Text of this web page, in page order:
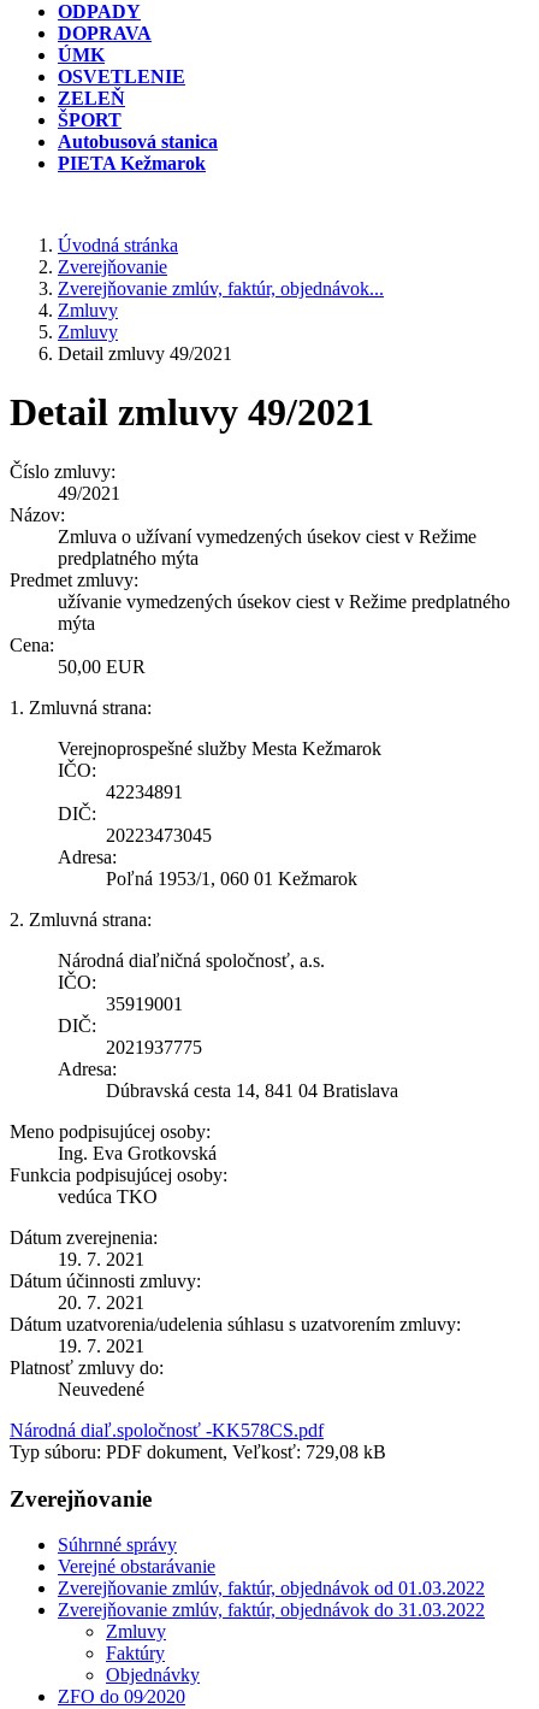
ODPADY
DOPRAVA
ÚMK
OSVETLENIE
ZELEŇ
ŠPORT
Autobusová stanica
PIETA Kežmarok
Úvodná stránka
Zverejňovanie
Zverejňovanie zmlúv, faktúr, objednávok...
Zmluvy
Zmluvy
Detail zmluvy 49/2021
Detail zmluvy 49/2021
Číslo zmluvy:
49/2021
Názov:
Zmluva o užívaní vymedzených úsekov ciest v Režime
predplatného mýta
Predmet zmluvy:
užívanie vymedzených úsekov ciest v Režime predplatného
mýta
Cena:
50,00 EUR
1. Zmluvná strana:
Verejnoprospešné služby Mesta Kežmarok
IČO:
42234891
DIČ:
20223473045
Adresa:
Poľná 1953/1, 060 01 Kežmarok
2. Zmluvná strana:
Národná diaľničná spoločnosť, a.s.
IČO:
35919001
DIČ:
2021937775
Adresa:
Dúbravská cesta 14, 841 04 Bratislava
Meno podpisujúcej osoby:
Ing. Eva Grotkovská
Funkcia podpisujúcej osoby:
vedúca TKO
Dátum zverejnenia:
19. 7. 2021
Dátum účinnosti zmluvy:
20. 7. 2021
Dátum uzatvorenia/udelenia súhlasu s uzatvorením zmluvy:
19. 7. 2021
Platnosť zmluvy do:
Neuvedené
Národná diaľ.spoločnosť -KK578CS.pdf
Typ súboru: PDF dokument, Veľkosť: 729,08 kB
Zverejňovanie
Súhrnné správy
Verejné obstarávanie
Zverejňovanie zmlúv, faktúr, objednávok od 01.03.2022
Zverejňovanie zmlúv, faktúr, objednávok do 31.03.2022
Zmluvy
Faktúry
Objednávky
ZFO do 09⁄2020